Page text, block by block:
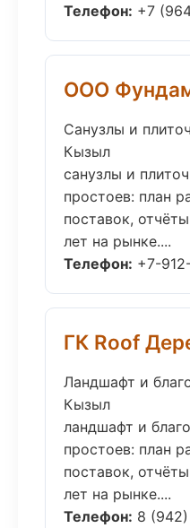
Телефон: +7
ООО
Санузлы и
Кызыл
санузлы и
простоев: план
поставок,
лет на рынке....
Телефон: +7-
ГК Roof
Ландшафт и
Кызыл
ландшафт и
простоев: план
поставок,
лет на рынке....
Телефон: 8